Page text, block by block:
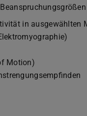
in ausgewählten
Motion)